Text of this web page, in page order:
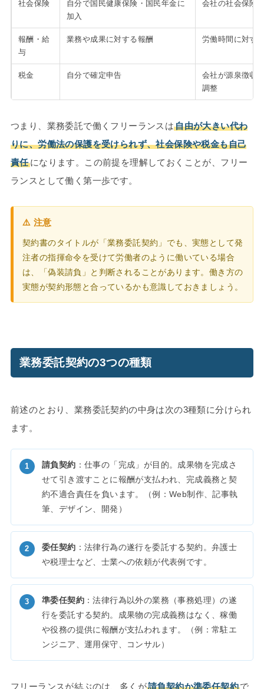
社会保険
自分で国民健康保険・国民年金に
加入
会社の社会保険
報酬・給
与
業務や成果に対する報酬 労働時間に対す
税金 自分で確定申告
会社が源泉徴収
調整
つまり、業務委託で働くフリーランスは自由が大きい代わ
りに、労働法の保護を受けられず、社会保険や税金も自己
責任になります。この前提を理解しておくことが、フリー
ランスとして働く第一歩です。
⚠️ 注意
契約書のタイトルが「業務委託契約」でも、実態として発
注者の指揮命令を受けて労働者のように働いている場合
は、「偽装請負」と判断されることがあります。働き方の
実態が契約形態と合っているかも意識しておきましょう。
業務委託契約の3つの種類
前述のとおり、業務委託契約の中身は次の3種類に分けられ
ます。
請負契約 ：仕事の「完成」が目的。成果物を完成さ
せて引き渡すことに報酬が支払われ、完成義務と契
約不適合責任を負います。（例：Web制作、記事執
筆、デザイン、開発）
委任契約 ：法律行為の遂行を委託する契約。弁護士
や税理士など、士業への依頼が代表例です。
準委任契約：法律行為以外の業務（事務処理）の遂
行を委託する契約。成果物の完成義務はなく、稼働
や役務の提供に報酬が支払われます。（例：常駐エ
ンジニア、運用保守、コンサル）
フリーランスが結ぶのは、多くが請負契約か準委任契約で